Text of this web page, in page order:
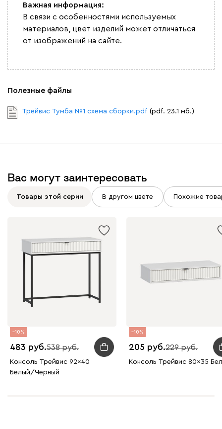
Важная информация:
В связи с особенностями используемых
материалов, цвет изделий может отличаться
от изображений на сайте.
Полезные файлы
Трейвис Тумба №1 схема сборки.pdf (pdf. 23.1 мб.)
Вас могут заинтересовать
Товары этой серии В другом цвете Похожие
10
483 538
Консоль Трейвис 92x40
Белый/Черный
10
205 229
Консоль Трейвис 80x35